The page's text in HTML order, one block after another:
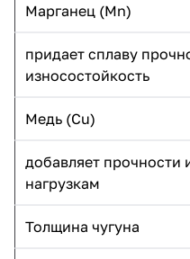
Марганец (Mn)
придает сплаву
износостойкость
Медь (Cu)
добавляет прочности
нагрузкам
Толщина чугуна